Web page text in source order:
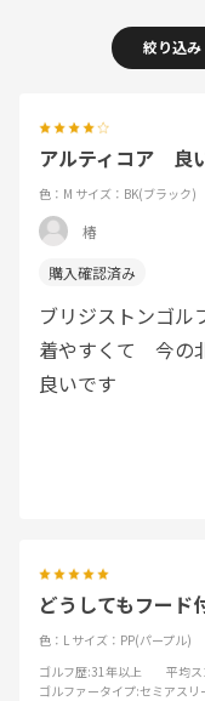
絞り込み
アルティコア 良
色：M サイズ：BK(ブラック)
椿
ブリジストンゴル
着やすくて 今の
良いです
どうしてもフード
色：L サイズ：PP(パープル)
ゴルフ歴:31年以上 平均ス
ゴルファータイプ:セミアスリ